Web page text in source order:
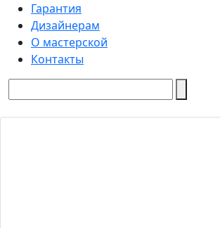
Гарантия
Дизайнерам
О мастерской
Контакты